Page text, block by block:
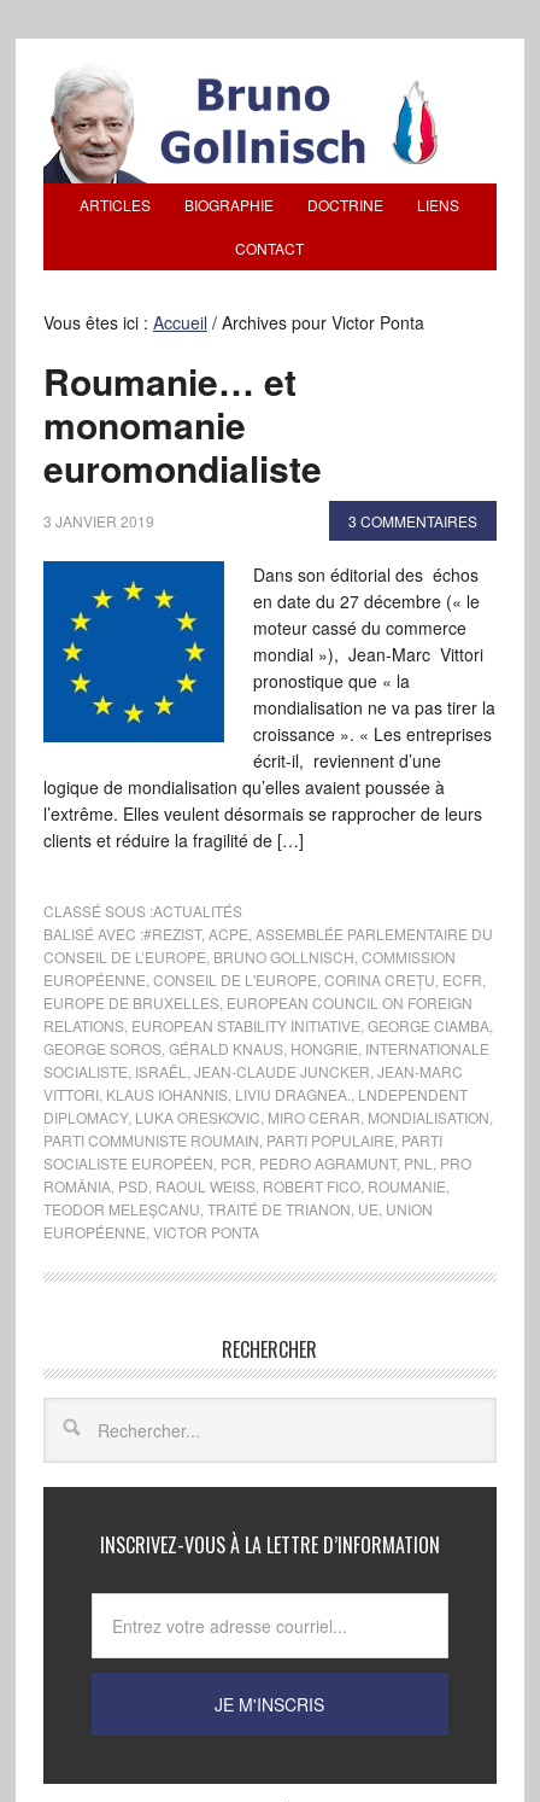
ARTICLES BIOGRAPHIE DOCTRINE LIENS
CONTACT
Vous êtes ici : Accueil /Archives pour Victor Ponta
Roumanie… et
monomanie
euromondialiste
3 JANVIER 2019 3 COMMENTAIRES
Dans son éditorial des échos
en date du 27 décembre (« le
moteur cassé du commerce
mondial »), Jean-Marc Vittori
pronostique que « la
mondialisation ne va pas tirer la
croissance ». « Les entreprises
écrit-il, reviennent d’une
logique de mondialisation qu’elles avaient poussée à
l’extrême. Elles veulent désormais se rapprocher de leurs
clients et réduire la fragilité de […]
CLASSÉ SOUS :ACTUALITÉS
BALISÉ AVEC :#REZIST, ACPE ASSEMBLÉE PARLEMENTAIRE DU
CONSEIL DE L’EUROPE BRUNO GOLLNISCH COMMISSION
EUROPÉENNE CONSEIL DE L'EUROPE CORINA CREȚU ECFR
EUROPE DE BRUXELLES, EUROPEAN COUNCIL ON FOREIGN
RELATIONS, EUROPEAN STABILITY INITIATIVE GEORGE CIAMBA,
GEORGE SOROS, GÉRALD KNAUS, HONGRIE INTERNATIONALE
SOCIALISTE ISRAËL JEAN-CLAUDE JUNCKER JEAN-MARC
VITTORI, KLAUS IOHANNIS, LIVIU DRAGNEA. LNDEPENDENT
DIPLOMACY, LUKA ORESKOVIC MIRO CERAR MONDIALISATION
PARTI COMMUNISTE ROUMAIN PARTI POPULAIRE PARTI
SOCIALISTE EUROPÉEN PCR PEDRO AGRAMUNT, PNL
PRO
ROMÂNIA, PSD RAOUL WEISS, ROBERT FICO, ROUMANIE
TEODOR MELEȘCANU TRAITÉ DE TRIANON UE UNION
EUROPÉENNE VICTOR PONTA
RECHERCHER
INSCRIVEZ-VOUS À LA LETTRE D’INFORMATION